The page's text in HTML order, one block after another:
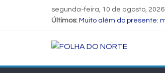
segunda-feira, 10 de agosto, 2026
Últimos: Muito além do presente:
Central de Eleições da
Bruno Reis e Zé Cocá